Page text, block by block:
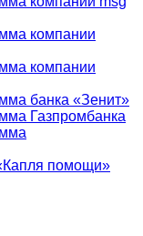
компании
компании
банка «Зенит»
Газпромбанка
помощи»